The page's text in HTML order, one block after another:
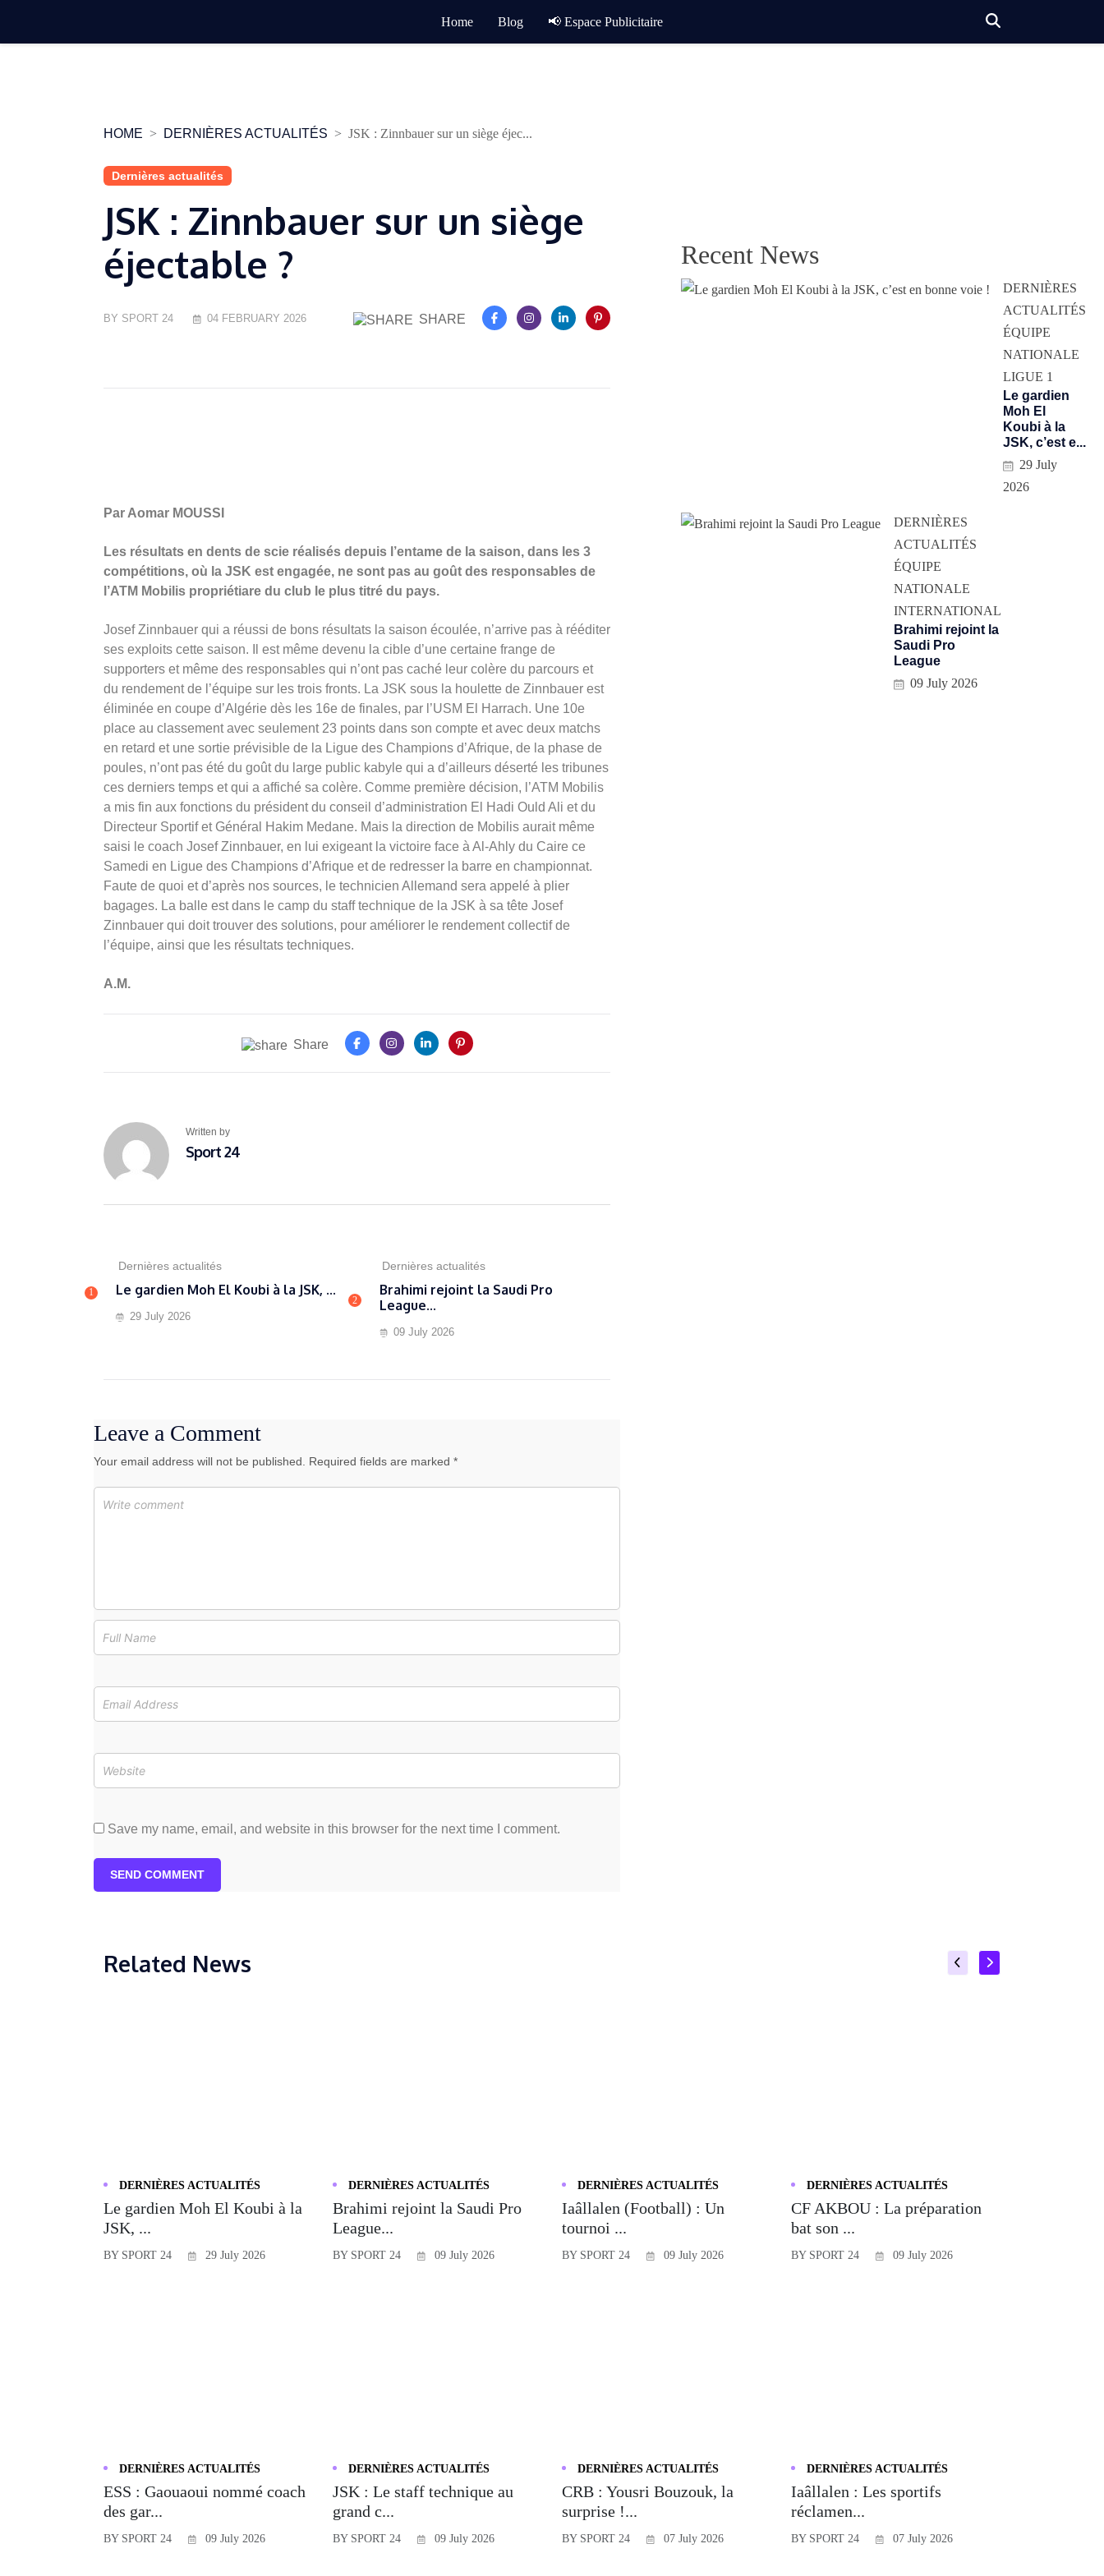
Home Blog 📢 Espace Publicitaire
HOME DERNIÈRES ACTUALITÉS JSK : Zinnbauer sur un siège éjec...
Dernières actualités
JSK : Zinnbauer sur un siège
éjectable ?
BY SPORT 24 04 FEBRUARY 2026 SHARE
Par Aomar MOUSSI
Les résultats en dents de scie réalisés depuis l’entame de la saison, dans les 3
compétitions, où la JSK est engagée, ne sont pas au goût des responsables de
l’ATM Mobilis propriétiare du club le plus titré du pays.
Josef Zinnbauer qui a réussi de bons résultats la saison écoulée, n’arrive pas à rééditer
ses exploits cette saison. Il est même devenu la cible d’une certaine frange de
supporters et même des responsables qui n’ont pas caché leur colère du parcours et
du rendement de l’équipe sur les trois fronts. La JSK sous la houlette de Zinnbauer est
éliminée en coupe d’Algérie dès les 16e de finales, par l’USM El Harrach. Une 10e
place au classement avec seulement 23 points dans son compte et avec deux matchs
en retard et une sortie prévisible de la Ligue des Champions d’Afrique, de la phase de
poules, n’ont pas été du goût du large public kabyle qui a d’ailleurs déserté les tribunes
ces derniers temps et qui a affiché sa colère. Comme première décision, l’ATM Mobilis
a mis fin aux fonctions du président du conseil d’administration El Hadi Ould Ali et du
Directeur Sportif et Général Hakim Medane. Mais la direction de Mobilis aurait même
saisi le coach Josef Zinnbauer, en lui exigeant la victoire face à Al-Ahly du Caire ce
Samedi en Ligue des Champions d’Afrique et de redresser la barre en championnat.
Faute de quoi et d’après nos sources, le technicien Allemand sera appelé à plier
bagages. La balle est dans le camp du staff technique de la JSK à sa tête Josef
Zinnbauer qui doit trouver des solutions, pour améliorer le rendement collectif de
l’équipe, ainsi que les résultats techniques.
A.M.
Share
Written by
Sport 24
1
Dernières actualités
Le gardien Moh El Koubi à la JSK, ...
29 July 2026
2
Dernières actualités
Brahimi rejoint la Saudi Pro
League...
09 July 2026
Leave a Comment
Your email address will not be published. Required fields are marked *
Save my name, email, and website in this browser for the next time I comment.
SEND COMMENT
Recent News
DERNIÈRES
ACTUALITÉS
ÉQUIPE
NATIONALE
LIGUE 1
Le gardien
Moh El
Koubi à la
JSK, c’est e...
29 July
2026
DERNIÈRES
ACTUALITÉS
ÉQUIPE
NATIONALE
INTERNATIONAL
Brahimi rejoint la
Saudi Pro
League
09 July 2026
Related News
DERNIÈRES ACTUALITÉS
Le gardien Moh El Koubi à la
JSK, ...
BY SPORT 24 29 July 2026
DERNIÈRES ACTUALITÉS
Brahimi rejoint la Saudi Pro
League...
BY SPORT 24 09 July 2026
DERNIÈRES ACTUALITÉS
Iaâllalen (Football) : Un
tournoi ...
BY SPORT 24 09 July 2026
DERNIÈRES ACTUALITÉS
CF AKBOU : La préparation
bat son ...
BY SPORT 24 09 July 2026
DERNIÈRES ACTUALITÉS
ESS : Gaouaoui nommé coach
des gar...
BY SPORT 24 09 July 2026
DERNIÈRES ACTUALITÉS
JSK : Le staff technique au
grand c...
BY SPORT 24 09 July 2026
DERNIÈRES ACTUALITÉS
CRB : Yousri Bouzouk, la
surprise !...
BY SPORT 24 07 July 2026
DERNIÈRES ACTUALITÉS
Iaâllalen : Les sportifs
réclamen...
BY SPORT 24 07 July 2026